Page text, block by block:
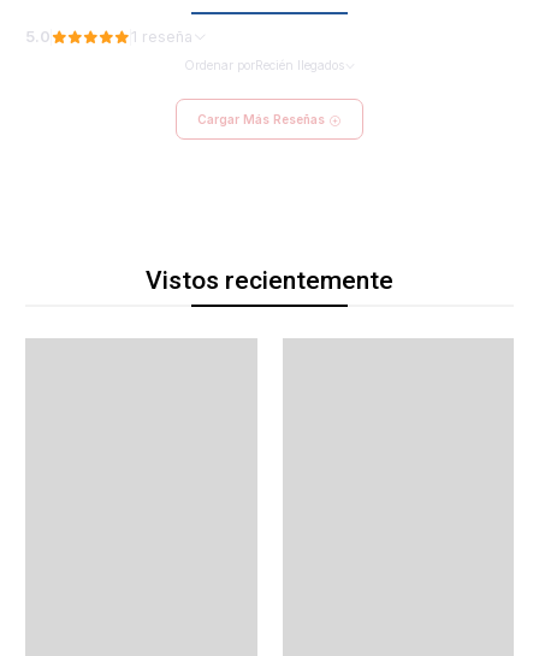
5.0 1 reseña
Ordenar porRecién llegados
Cargar Más Reseñas
Vistos recientemente